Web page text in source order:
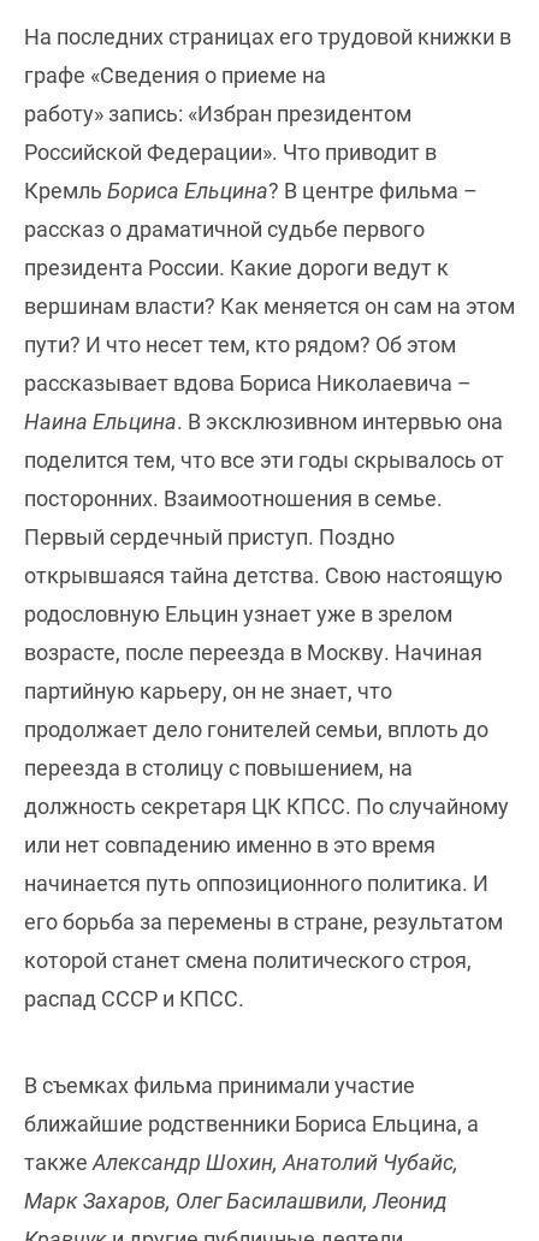
На последних страницах его трудовой книжки в
графе «Сведения о приеме на
работу» запись: «Избран президентом
Российской Федерации». Что приводит в
Кремль Бориса Ельцина? В центре фильма –
рассказ о драматичной судьбе первого
президента России. Какие дороги ведут к
вершинам власти? Как меняется он сам на этом
пути? И что несет тем, кто рядом? Об этом
рассказывает вдова Бориса Николаевича –
Наина Ельцина. В эксклюзивном интервью она
поделится тем, что все эти годы скрывалось от
посторонних. Взаимоотношения в семье.
Первый сердечный приступ. Поздно
открывшаяся тайна детства. Свою настоящую
родословную Ельцин узнает уже в зрелом
возрасте, после переезда в Москву. Начиная
партийную карьеру, он не знает, что
продолжает дело гонителей семьи, вплоть до
переезда в столицу с повышением, на
должность секретаря ЦК КПСС. По случайному
или нет совпадению именно в это время
начинается путь оппозиционного политика. И
его борьба за перемены в стране, результатом
которой станет смена политического строя,
распад СССР и КПСС.
В съемках фильма принимали участие
ближайшие родственники Бориса Ельцина, а
также Александр Шохин, Анатолий Чубайс,
Марк Захаров, Олег Басилашвили, Леонид